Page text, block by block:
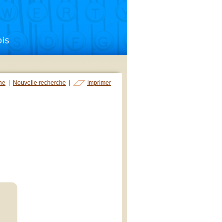
Nouvelle recherche Imprimer